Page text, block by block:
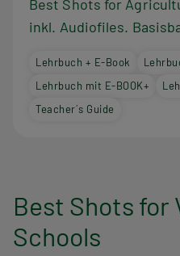
Best Shots for
inkl. Audiofiles.
Lehrbuch + E-Book
Lehrbuch mit E-BOOK+
Teacher´s Guide
Best Shots for
Schools